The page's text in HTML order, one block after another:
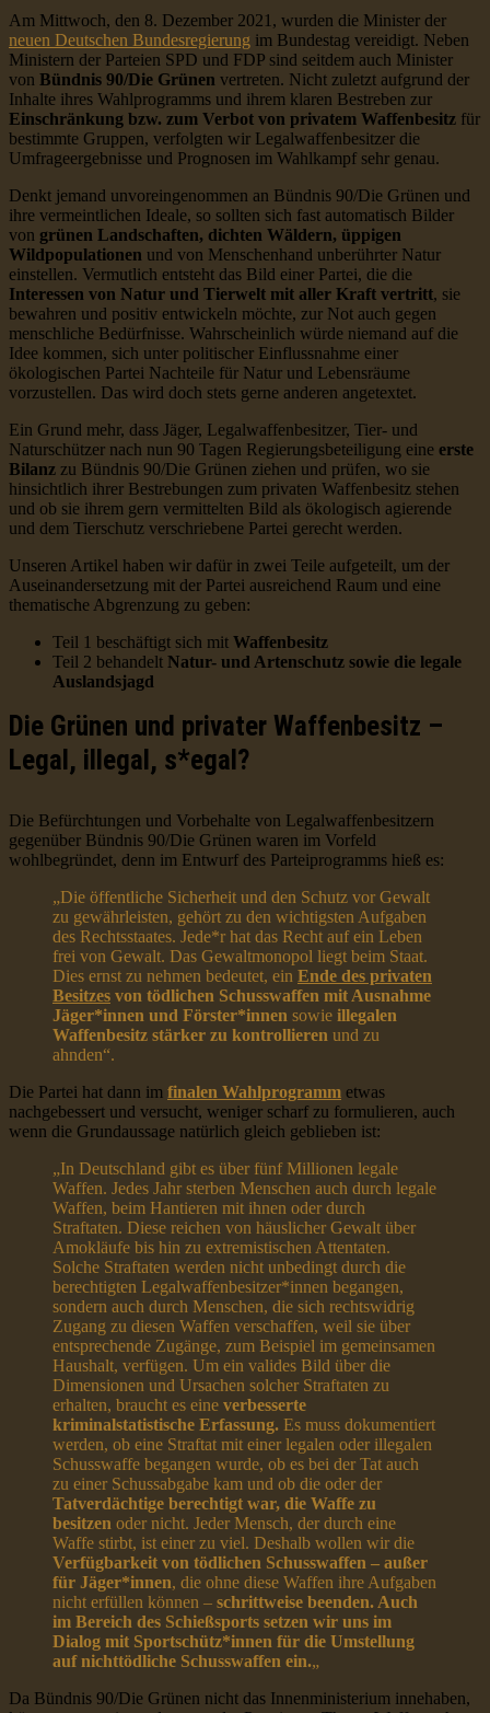
Am Mittwoch, den 8. Dezember 2021, wurden die Minister der
neuen Deutschen Bundesregierung im Bundestag vereidigt. Neben
Ministern der Parteien SPD und FDP sind seitdem auch Minister
von Bündnis 90/Die Grünen vertreten. Nicht zuletzt aufgrund der
Inhalte ihres Wahlprogramms und ihrem klaren Bestreben zur
Einschränkung bzw. zum Verbot von privatem Waffenbesitz für
bestimmte Gruppen, verfolgten wir Legalwaffenbesitzer die
Umfrageergebnisse und Prognosen im Wahlkampf sehr genau.
Denkt jemand unvoreingenommen an Bündnis 90/Die Grünen und
ihre vermeintlichen Ideale, so sollten sich fast automatisch Bilder
von grünen Landschaften, dichten Wäldern, üppigen
Wildpopulationen und von Menschenhand unberührter Natur
einstellen. Vermutlich entsteht das Bild einer Partei, die die
Interessen von Natur und Tierwelt mit aller Kraft vertritt, sie
bewahren und positiv entwickeln möchte, zur Not auch gegen
menschliche Bedürfnisse. Wahrscheinlich würde niemand auf die
Idee kommen, sich unter politischer Einflussnahme einer
ökologischen Partei Nachteile für Natur und Lebensräume
vorzustellen. Das wird doch stets gerne anderen angetextet.
Ein Grund mehr, dass Jäger, Legalwaffenbesitzer, Tier- und
Naturschützer nach nun 90 Tagen Regierungsbeteiligung eine erste
Bilanz zu Bündnis 90/Die Grünen ziehen und prüfen, wo sie
hinsichtlich ihrer Bestrebungen zum privaten Waffenbesitz stehen
und ob sie ihrem gern vermittelten Bild als ökologisch agierende
und dem Tierschutz verschriebene Partei gerecht werden.
Unseren Artikel haben wir dafür in zwei Teile aufgeteilt, um der
Auseinandersetzung mit der Partei ausreichend Raum und eine
thematische Abgrenzung zu geben:
Teil 1 beschäftigt sich mit Waffenbesitz
Teil 2 behandelt Natur- und Artenschutz sowie die legale
Auslandsjagd
Die Grünen und privater Waffenbesitz –
Legal, illegal, s*egal?
Die Befürchtungen und Vorbehalte von Legalwaffenbesitzern
gegenüber Bündnis 90/Die Grünen waren im Vorfeld
wohlbegründet, denn im Entwurf des Parteiprogramms hieß es:
„Die öffentliche Sicherheit und den Schutz vor Gewalt
zu gewährleisten, gehört zu den wichtigsten Aufgaben
des Rechtsstaates. Jede*r hat das Recht auf ein Leben
frei von Gewalt. Das Gewaltmonopol liegt beim Staat.
Dies ernst zu nehmen bedeutet, ein Ende des privaten
Besitzes von tödlichen Schusswaffen mit Ausnahme
Jäger*innen und Förster*innen sowie illegalen
Waffenbesitz stärker zu kontrollieren und zu
ahnden“.
Die Partei hat dann im finalen Wahlprogramm etwas
nachgebessert und versucht, weniger scharf zu formulieren, auch
wenn die Grundaussage natürlich gleich geblieben ist:
„In Deutschland gibt es über fünf Millionen legale
Waffen. Jedes Jahr sterben Menschen auch durch legale
Waffen, beim Hantieren mit ihnen oder durch
Straftaten. Diese reichen von häuslicher Gewalt über
Amokläufe bis hin zu extremistischen Attentaten.
Solche Straftaten werden nicht unbedingt durch die
berechtigten Legalwaffenbesitzer*innen begangen,
sondern auch durch Menschen, die sich rechtswidrig
Zugang zu diesen Waffen verschaffen, weil sie über
entsprechende Zugänge, zum Beispiel im gemeinsamen
Haushalt, verfügen. Um ein valides Bild über die
Dimensionen und Ursachen solcher Straftaten zu
erhalten, braucht es eine verbesserte
kriminalstatistische Erfassung. Es muss dokumentiert
werden, ob eine Straftat mit einer legalen oder illegalen
Schusswaffe begangen wurde, ob es bei der Tat auch
zu einer Schussabgabe kam und ob die oder der
Tatverdächtige berechtigt war, die Waffe zu
besitzen oder nicht. Jeder Mensch, der durch eine
Waffe stirbt, ist einer zu viel. Deshalb wollen wir die
Verfügbarkeit von tödlichen Schusswaffen – außer
für Jäger*innen, die ohne diese Waffen ihre Aufgaben
nicht erfüllen können – schrittweise beenden. Auch
im Bereich des Schießsports setzen wir uns im
Dialog mit Sportschütz*innen für die Umstellung
auf nichttödliche Schusswaffen ein.„
Da Bündnis 90/Die Grünen nicht das Innenministerium innehaben,